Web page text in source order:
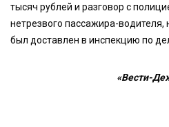
тысяч рублей и разговор с
нетрезвого пассажира-
был доставлен в инспекцию по
«Вести-